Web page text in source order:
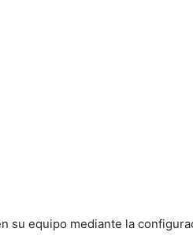
equipo mediante la